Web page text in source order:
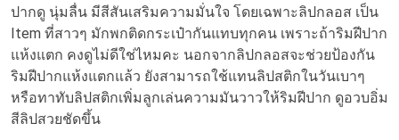
ปากดู นุ่มลื่น มีสีสันเสริมความมั่นใจ โดยเฉพาะลิปกลอส เป็น
Item ที่สาวๆ มักพกติดกระเป๋ากันแทบทุกคน เพราะถ้าริมฝีปาก
แห้งแตก คงดูไม่ดีใช่ไหมคะ นอกจากลิปกลอสจะช่วยป้องกัน
ริมฝีปากแห้งแตกแล้ว ยังสามารถใช้แทนลิปสติกในวันเบาๆ
หรือทาทับลิปสติกเพิ่มลูกเล่นความมันวาวให้ริมฝีปาก ดูอวบอิ่ม
สีลิปสวยชัดขึ้น